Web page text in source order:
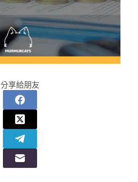
分享給朋友